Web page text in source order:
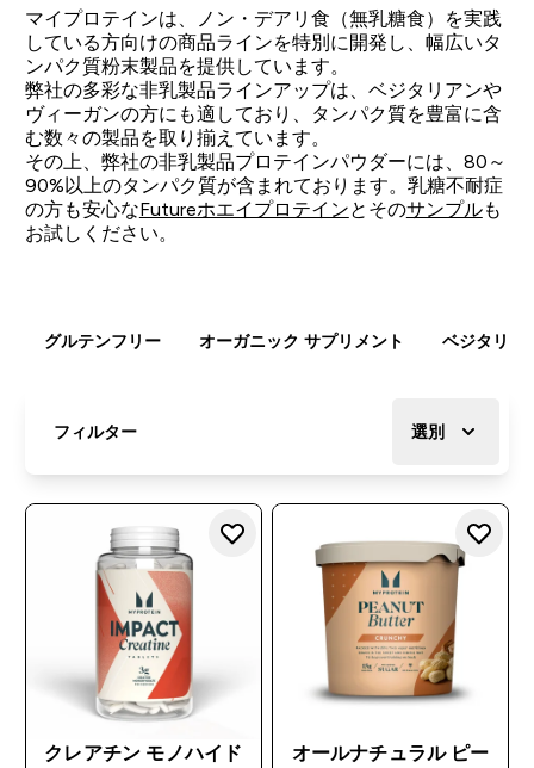
マイプロテインは、ノン・デアリ食（無乳糖食）を実践
している方向けの商品ラインを特別に開発し、幅広いタ
ンパク質粉末製品を提供しています。
弊社の多彩な非乳製品ラインアップは、ベジタリアンや
ヴィーガンの方にも適しており、タンパク質を豊富に含
む数々の製品を取り揃えています。
その上、弊社の非乳製品プロテインパウダーには、80～
90%以上のタンパク質が含まれております。乳糖不耐症
の方も安心なFutureホエイプロテインとそのサンプルも
お試しください。
グルテンフリー オーガニック サプリメント ベジタリア
フィルター 選別
クレアチン モノハイド
オールナチュラル ピー